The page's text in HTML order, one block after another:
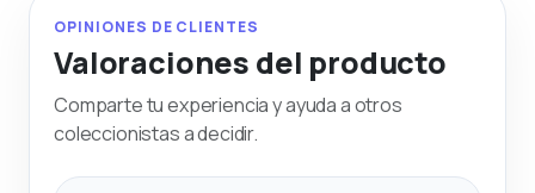
OPINIONES DE CLIENTES
Valoraciones del producto
Comparte tu experiencia y ayuda a otros
coleccionistas a decidir.